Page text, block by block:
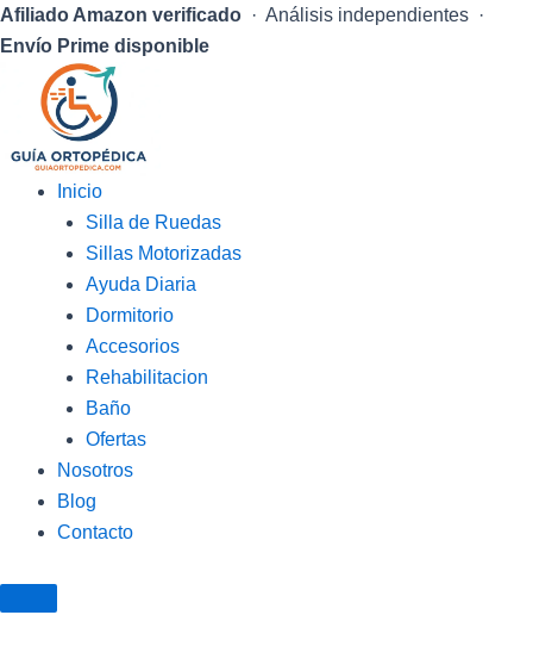
Afiliado Amazon verificado · Análisis independientes ·
Envío Prime disponible
Inicio
Silla de Ruedas
Sillas Motorizadas
Ayuda Diaria
Dormitorio
Accesorios
Rehabilitacion
Baño
Ofertas
Nosotros
Blog
Contacto